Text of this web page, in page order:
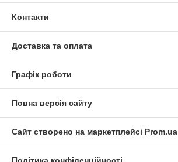
Контакти
Доставка та оплата
Графік роботи
Повна версія сайту
Сайт створено на маркетплейсі Prom.ua